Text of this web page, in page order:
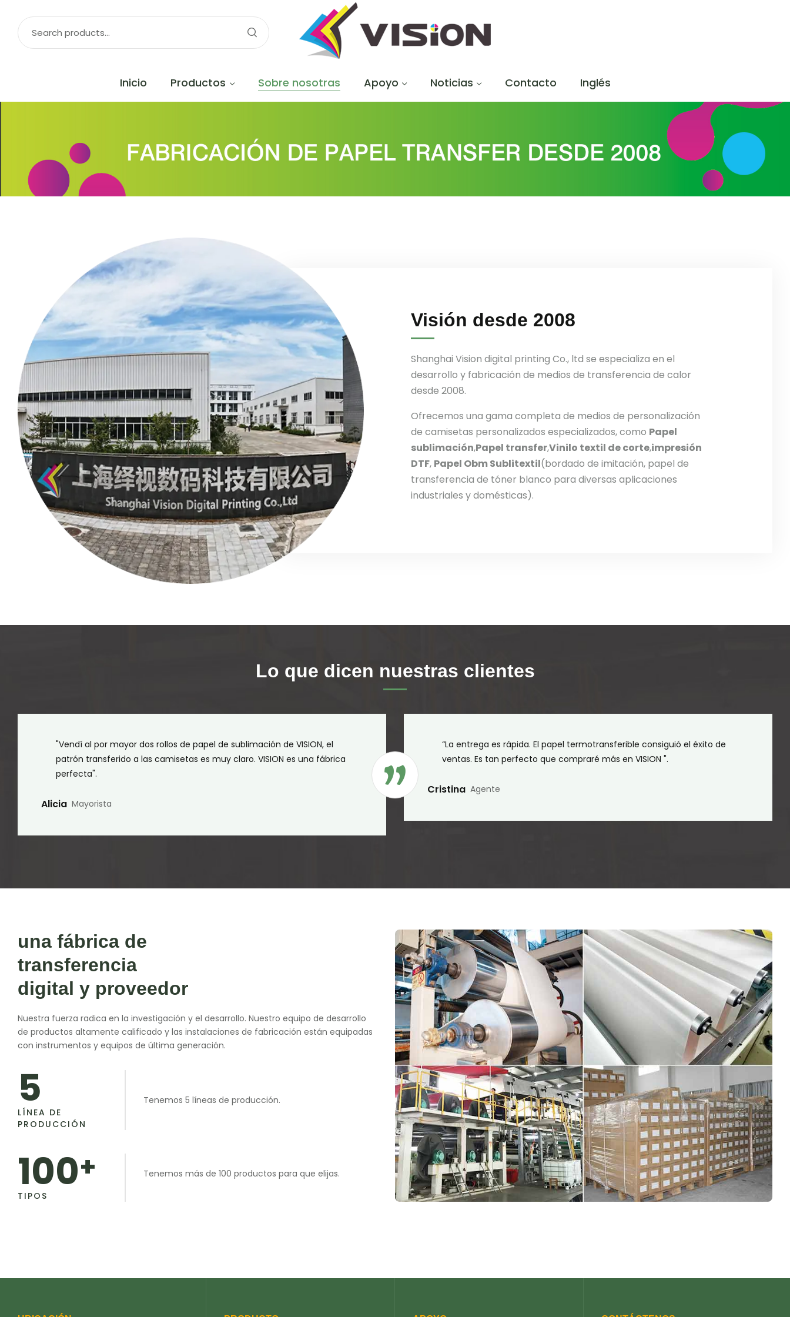
Inicio Productos Sobre nosotras Apoyo Noticias Contacto Inglés
Visión desde 2008
Shanghai Vision digital printing Co., ltd se especializa en el
desarrollo y fabricación de medios de transferencia de calor
desde 2008.
Ofrecemos una gama completa de medios de personalización
de camisetas personalizados especializados, como Papel
sublimación,Papel transfer,Vinilo textil de corte,impresión
DTF, Papel Obm Sublitextil(bordado de imitación, papel de
transferencia de tóner blanco para diversas aplicaciones
industriales y domésticas).
Lo que dicen nuestras clientes
"Vendí al por mayor dos rollos de papel de sublimación de VISION, el
patrón transferido a las camisetas es muy claro. VISION es una fábrica
perfecta".
Alicia Mayorista
“La entrega es rápida. El papel termotransferible consiguió el éxito de
ventas. Es tan perfecto que compraré más en VISION ".
Cristina Agente
una fábrica de
transferencia
digital y proveedor
Nuestra fuerza radica en la investigación y el desarrollo. Nuestro equipo de desarrollo
de productos altamente calificado y las instalaciones de fabricación están equipadas
con instrumentos y equipos de última generación.
5
LÍNEA DE
PRODUCCIÓN
Tenemos 5 líneas de producción.
100+
TIPOS
Tenemos más de 100 productos para que elijas.